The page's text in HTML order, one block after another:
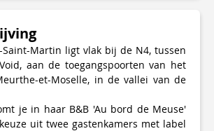
Saint-Martin ligt vlak bij de N4, tussen
aan de toegangspoorten van het
et-Moselle, in de vallei van de
je in haar B&B 'Au bord de Meuse'
uit twee gastenkamers met label